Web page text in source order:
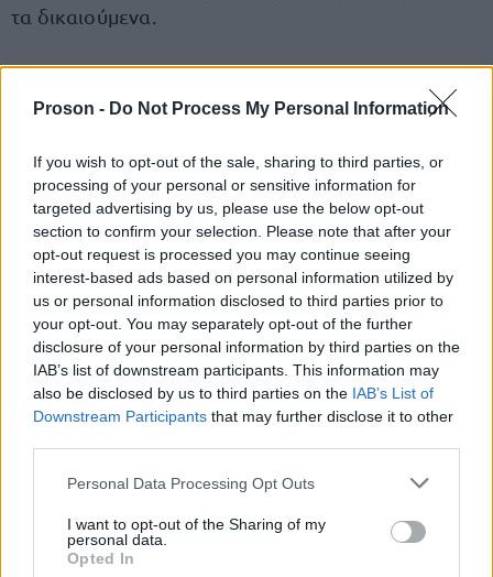
Proson - Do Not Process My Personal Information
If you wish to opt-out of the sale, sharing to third parties, or
processing of your personal or sensitive information for
targeted advertising by us, please use the below opt-out
section to confirm your selection. Please note that after your
opt-out request is processed you may continue seeing
interest-based ads based on personal information utilized by
us or personal information disclosed to third parties prior to
your opt-out. You may separately opt-out of the further
disclosure of your personal information by third parties on the
IAB’s list of downstream participants. This information may
also be disclosed by us to third parties on the IAB’s List of
Downstream Participants that may further disclose it to other
Please note that this website/app uses one or more Google
not limited to your visit or usage behaviour. You may click to
grant or deny consent to Google and its third-party tags to
use your data for below specified purposes in below Google
Personal Data Processing Opt Outs
I want to opt-out of the Sharing of my
personal data.
Opted In
τα δικαιούμενα.
στους τοπικούς ΕΛΓΑ προσκομίζοντας τα
καταβλήθηκαν αχρεωστήτως θα πρέπει να
επιστραφούν στηνΑΑΔΕέως τον Δεκέμβριο του
2027.
ΑΣΕΠ: Πιστοποίηση Αγγλικών σε
μόνο 2 ημέρες στα χέρια σας
ΑΣΕΠ: Εξ αποστάσεως η πιο Εύκολη
Πιστοποίηση Υπολογιστών σε 2